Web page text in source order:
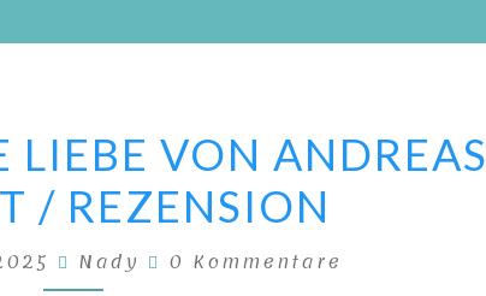
IST
MEINE
LIEBE
VON
LIEBE VON ANDREAS
/ REZENSION
Nady Kommentare
0 Kommentare